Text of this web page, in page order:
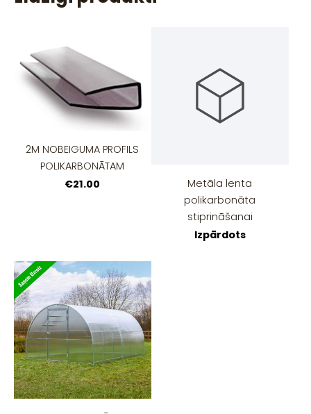
2M NOBEIGUMA PROFILS
POLIKARBONĀTAM
€21.00
Metāla lenta
polikarbonāta
stiprināšanai
Izpārdots